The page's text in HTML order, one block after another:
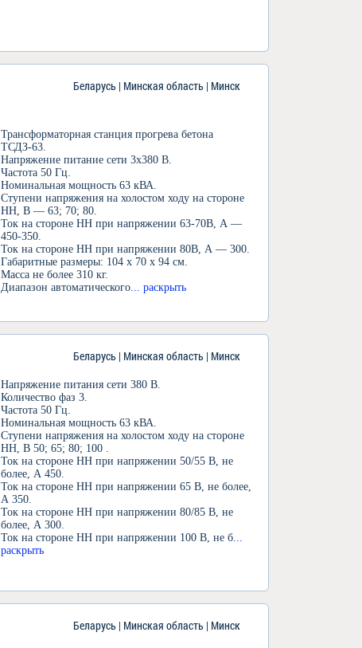
Беларусь | Минская область | Минск
Трансформаторная станция прогрева бетона
ТСДЗ-63.
Напряжение питание сети 3х380 В.
Частота 50 Гц.
Номинальная мощность 63 кВА.
Ступени напряжения на холостом ходу на стороне
НН, В — 63; 70; 80.
Ток на стороне НН при напряжении 63-70В, А —
450-350.
Ток на стороне НН при напряжении 80В, А — 300.
Габаритные размеры: 104 х 70 х 94 см.
Масса не более 310 кг.
Диапазон автоматического... раскрыть
Беларусь | Минская область | Минск
Напряжение питания сети 380 В.
Количество фаз 3.
Частота 50 Гц.
Номинальная мощность 63 кВА.
Ступени напряжения на холостом ходу на стороне
НН, В 50; 65; 80; 100 .
Ток на стороне НН при напряжении 50/55 В, не
более, А 450.
Ток на стороне НН при напряжении 65 В, не более,
А 350.
Ток на стороне НН при напряжении 80/85 В, не
более, А 300.
Ток на стороне НН при напряжении 100 В, не б...
раскрыть
Беларусь | Минская область | Минск